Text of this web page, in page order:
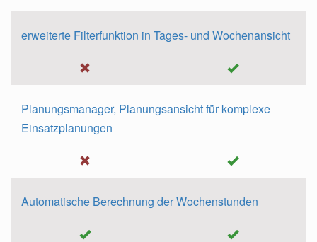
erweiterte Filterfunktion in Tages- und Wochenansicht
Planungsmanager, Planungsansicht für komplexe
Einsatzplanungen
Automatische Berechnung der Wochenstunden